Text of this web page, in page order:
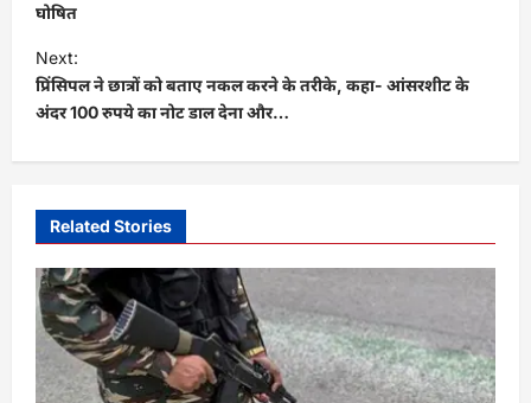
s
t
n
a
v
g
a
t
o
घोषित
Next:
प्रिंसिपल ने छात्रों को बताए नकल करने के तरीके, कहा- आंसरशीट के
अंदर 100 रुपये का नोट डाल देना और…
Related Stories